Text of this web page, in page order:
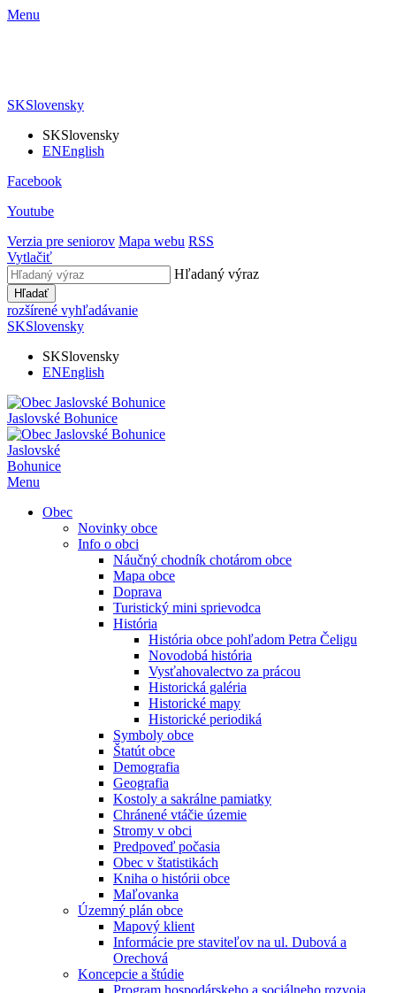
Menu
SKSlovensky
SKSlovensky
ENEnglish
Facebook
Youtube
Verzia pre seniorov Mapa webu RSS
Vytlačiť
Hľadaný výraz
Hľadať
rozšírené vyhľadávanie
SKSlovensky
SKSlovensky
ENEnglish
Jaslovské Bohunice
Jaslovské
Bohunice
Menu
Obec
Novinky obce
Info o obci
Náučný chodník chotárom obce
Mapa obce
Doprava
Turistický mini sprievodca
História
História obce pohľadom Petra Čeligu
Novodobá história
Vysťahovalectvo za prácou
Historická galéria
Historické mapy
Historické periodiká
Symboly obce
Štatút obce
Demografia
Geografia
Kostoly a sakrálne pamiatky
Chránené vtáčie územie
Stromy v obci
Predpoveď počasia
Obec v štatistikách
Kniha o histórii obce
Maľovanka
Územný plán obce
Mapový klient
Informácie pre staviteľov na ul. Dubová a
Orechová
Koncepcie a štúdie
Program hospodárskeho a sociálneho rozvoja